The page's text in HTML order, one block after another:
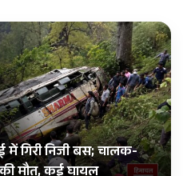
गिरी निजी बस; चालक-